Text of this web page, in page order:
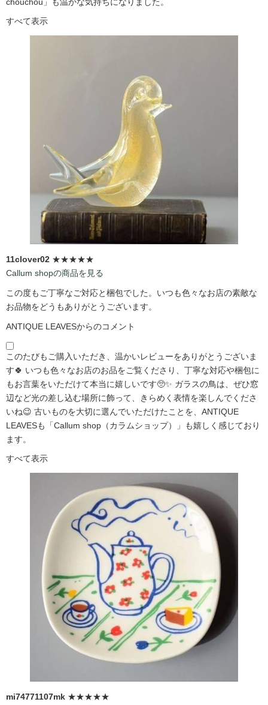
chouchou」も温かな気持ちになりました。
すべて表示
11clover02 ★★★★★
Callum shopの商品を見る
この度もご丁寧なご対応と梱包でした。いつも色々なお店の素敵な
お品物をどうもありがとうございます。
ANTIQUE LEAVESからのコメント
このたびもご購入いただき、温かいレビューをありがとうございま
す🍀 いつも色々なお店のお品をご覧くださり、丁寧な対応や梱包に
もお言葉をいただけて本当に嬉しいです🥺✨ ガラスの鳥は、ぜひ窓
辺など光の差し込む場所に飾って、きらめく表情を楽しんでくださ
いね😉 古いものを大切に選んでいただけたことを、ANTIQUE
LEAVESも「Callum shop（カラムショップ）」も嬉しく感じており
ます。
すべて表示
mi74771107mk ★★★★★